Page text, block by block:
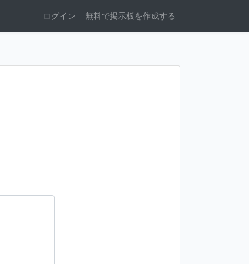
ログイン 無料で掲示板を作成する